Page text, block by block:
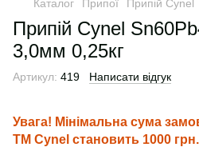
Каталог Припої Припій Cynel
Припій Cynel
3,0мм 0,25кг
Артикул: 419 Написати відгук
Увага! Мінімальна сума
ТМ Cynel становить 1000 грн.